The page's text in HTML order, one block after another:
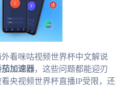
看咪咕视频世界杯中文解说
加速器，这些问题都能迎刃
央视频世界杯直播IP受限，还